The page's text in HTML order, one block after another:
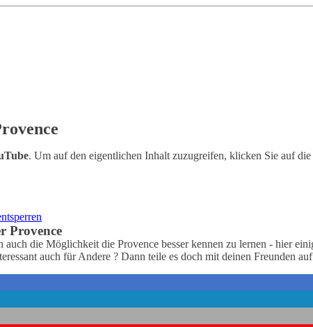
. Um auf den eigentlichen Inhalt zuzugreifen, klicken Sie auf
Provence
auch die Möglichkeit die Provence besser kennen zu lernen - hier
auch für Andere ? Dann teile es doch mit deinen Freunden